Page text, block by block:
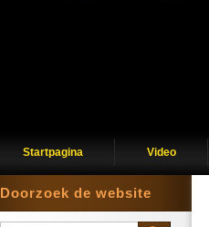
Startpagina Video
Doorzoek de website